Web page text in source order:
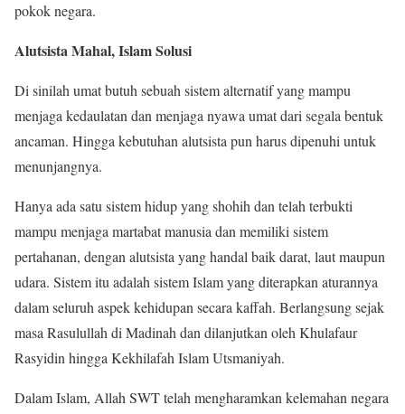
pokok negara.
Alutsista Mahal, Islam Solusi
Di sinilah umat butuh sebuah sistem alternatif yang mampu
menjaga kedaulatan dan menjaga nyawa umat dari segala bentuk
ancaman. Hingga kebutuhan alutsista pun harus dipenuhi untuk
menunjangnya.
Hanya ada satu sistem hidup yang shohih dan telah terbukti
mampu menjaga martabat manusia dan memiliki sistem
pertahanan, dengan alutsista yang handal baik darat, laut maupun
udara. Sistem itu adalah sistem Islam yang diterapkan aturannya
dalam seluruh aspek kehidupan secara kaffah. Berlangsung sejak
masa Rasulullah di Madinah dan dilanjutkan oleh Khulafaur
Rasyidin hingga Kekhilafah Islam Utsmaniyah.
Dalam Islam, Allah SWT telah mengharamkan kelemahan negara